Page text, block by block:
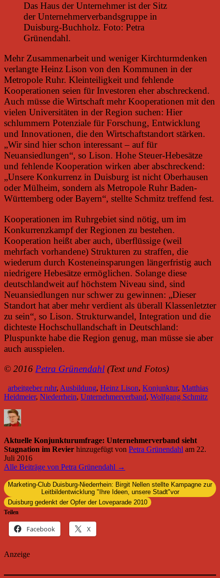
Das Haus der Unternehmer ist der Sitz
der Unternehmerverbandsgruppe in
Duisburg-Buchholz. Foto: Petra
Grünendahl.
Mehr Zusammenarbeit und weniger Kirchturmdenken
verlangte Heinz Lison von den Kommunen in der
Metropole Ruhr. Kleinteiligkeit und fehlende
Kooperationen seien für Investoren eher abschreckend.
Auch müsse die Wirtschaft mehr Kooperationen mit den
vielen Universitäten in der Region suchen: Hier
schlummern Potenziale für Forschung, Entwicklung
und Innovationen, die den Wirtschaftstandort stärken.
„Wir sind hier schon interessant – auf für
Neuansiedlungen“, so Lison. Hohe Steuer-Hebesätze
und fehlende Kooperation wirken aber abschreckend:
„Unsere Konkurrenz in Duisburg ist nicht Oberhausen
oder Mülheim, sondern als Metropole Ruhr Baden-
Württemberg oder Bayern“, stellte Schmitz treffend fest.
Kooperationen im Ruhrgebiet sind nötig, um im
Konkurrenzkampf der Regionen zu bestehen.
Kooperation heißt aber auch, überflüssige (weil
mehrfach vorhandene) Strukturen zu straffen, die
wiederum durch Kosteneinsparungen längerfristig auch
niedrigere Hebesätze ermöglichen. Solange diese
deutschlandweit auf höchstem Niveau sind, sind
Neuansiedlungen nur schwer zu gewinnen: „Dieser
Standort hat aber mehr verdient als überall Klassenletzter
zu sein“, so Lison. Strukturwandel, Integration und die
dichteste Hochschullandschaft in Deutschland:
Pluspunkte habe die Region genug, man müsse sie aber
auch ausspielen.
© 2016 Petra Grünendahl (Text und Fotos)
arbeitgeber ruhr, Ausbildung, Heinz Lison, Konjunktur, Matthias
Heidmeier, Niederrhein, Unternehmerverband, Wolfgang Schmitz
Aktuelle Konjunkturumfrage: Unternehmerverband sieht
Stagnation im Revier hinzugefügt von Petra Grünendahl am 22.
Juli 2016
Alle Beiträge von Petra Grünendahl →
Marketing-Club Duisburg-Niederrhein: Birgit Nellen stellte Kampagne zur
Leitbildentwicklung "Ihre Ideen, unsere Stadt"vor
Duisburg gedenkt der Opfer der Loveparade 2010
Teilen
Facebook X
Anzeige